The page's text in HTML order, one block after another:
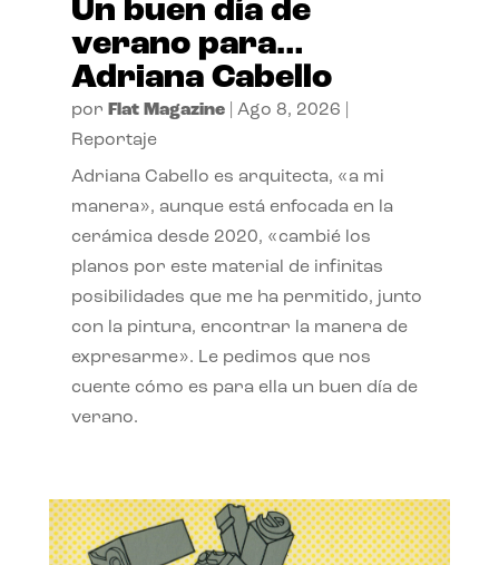
Un buen día de
verano para…
Adriana Cabello
por Flat Magazine| Ago 8, 2026
Reportaje
Adriana Cabello es arquitecta, «a mi
manera», aunque está enfocada en la
cerámica desde 2020, «cambié los
planos por este material de infinitas
posibilidades que me ha permitido, junto
con la pintura, encontrar la manera de
expresarme». Le pedimos que nos
cuente cómo es para ella un buen día de
verano.